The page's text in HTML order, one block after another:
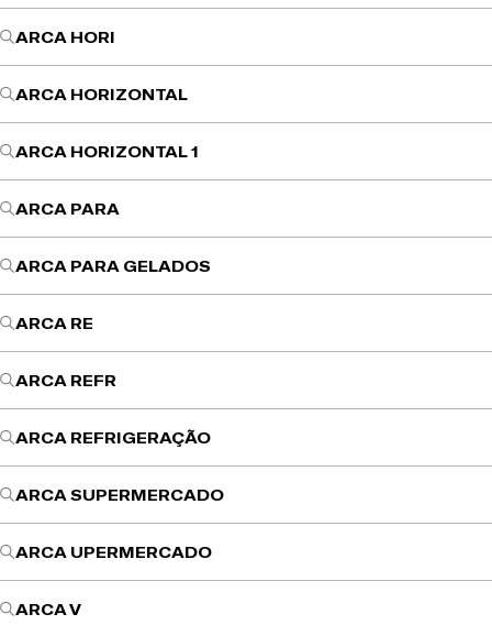
ARCA HORI
ARCA HORIZONTAL
ARCA HORIZONTAL 1
ARCA PARA
ARCA PARA GELADOS
ARCA RE
ARCA REFR
ARCA REFRIGERAÇÃO
ARCA SUPERMERCADO
ARCA UPERMERCADO
ARCA V